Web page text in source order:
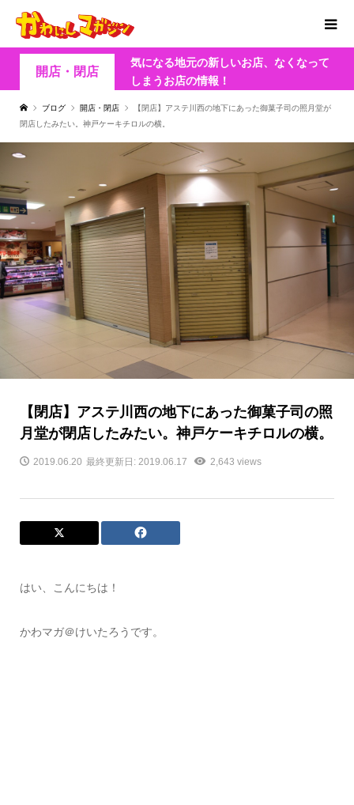
開店・閉店
気になる地元の新しいお店、なくなって
しまうお店の情報！
ブログ 開店・閉店
【閉店】アステ川西の地下にあった御菓子司の照月堂が
閉店したみたい。神戸ケーキチロルの横。
【閉店】アステ川西の地下にあった御菓子司の照
月堂が閉店したみたい。神戸ケーキチロルの横。
2019.06.20 最終更新日: 2019.06.17 2,643 views
はい、こんにちは！
かわマガ＠けいたろうです。